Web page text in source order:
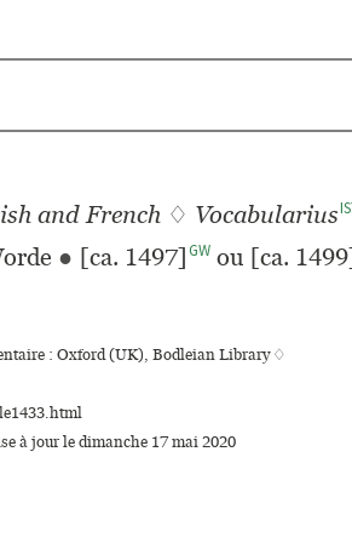
and French ♢ Vocabularius
● [ca. 1497] GW ou [ca.
: Oxford (UK), Bodleian Library ♢
à jour le dimanche 17 mai 2020